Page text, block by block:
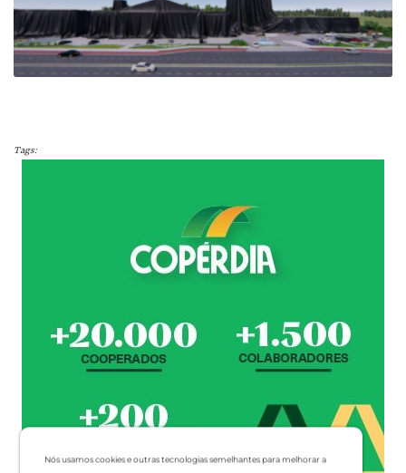
Nós usamos cookies e outras tecnologias semelhantes para melhorar a
Tags: